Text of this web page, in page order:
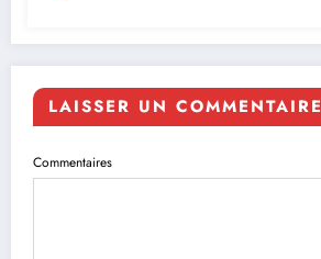
LAISSER UN COMMENTAIRE
Commentaires